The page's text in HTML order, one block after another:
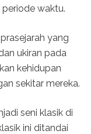
waktu.
yang
ukiran pada
kehidupan
sekitar mereka.
seni klasik di
ini ditandai